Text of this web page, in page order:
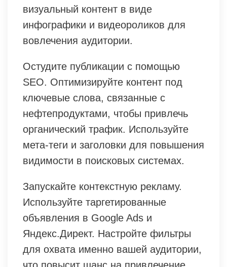
визуальный контент в виде
инфографики и видеороликов для
вовлечения аудитории.
Остудите публикации с помощью
SEO. Оптимизируйте контент под
ключевые слова, связанные с
нефтепродуктами, чтобы привлечь
органический трафик. Используйте
мета-теги и заголовки для повышения
видимости в поисковых системах.
Запускайте контекстную рекламу.
Используйте таргетированные
объявления в Google Ads и
Яндекс.Директ. Настройте фильтры
для охвата именно вашей аудитории,